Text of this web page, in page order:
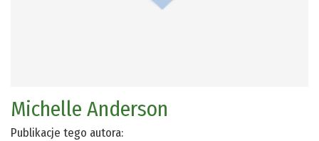
Michelle Anderson
Publikacje tego autora: